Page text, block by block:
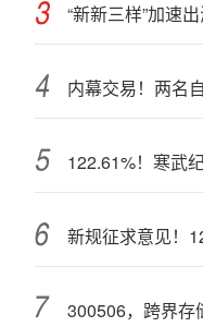
内幕交易！两名
122.61%！寒武